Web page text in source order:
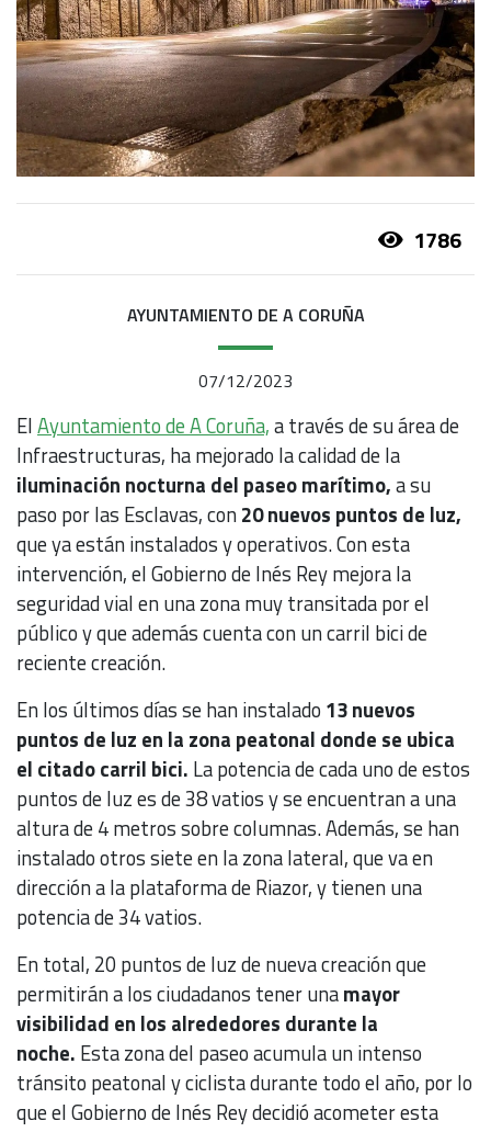
1786
AYUNTAMIENTO DE A CORUÑA
07/12/2023
ElAyuntamiento de A Coruña,a través de su área de
Infraestructuras, ha mejorado la calidad de la
iluminación nocturna del paseo marítimo,a su
paso por las Esclavas, con20 nuevos puntos de luz,
que ya están instalados y operativos. Con esta
intervención, el Gobierno de Inés Rey mejora la
seguridad vial en una zona muy transitada por el
público y que además cuenta con un carril bici de
reciente creación.
En los últimos días se han instalado 13 nuevos
puntos de luz en la zona peatonal donde se ubica
el citado carril bici. La potencia de cada uno de estos
puntos de luz es de 38 vatios y se encuentran a una
altura de 4 metros sobre columnas. Además, se han
instalado otros siete en la zona lateral, que va en
dirección a la plataforma de Riazor, y tienen una
potencia de 34 vatios.
En total, 20 puntos de luz de nueva creación que
permitirán a los ciudadanos tener unamayor
visibilidad en los alrededores durante la
noche. Esta zona del paseo acumula un intenso
tránsito peatonal y ciclista durante todo el año, por lo
que el Gobierno de Inés Rey decidió acometer esta